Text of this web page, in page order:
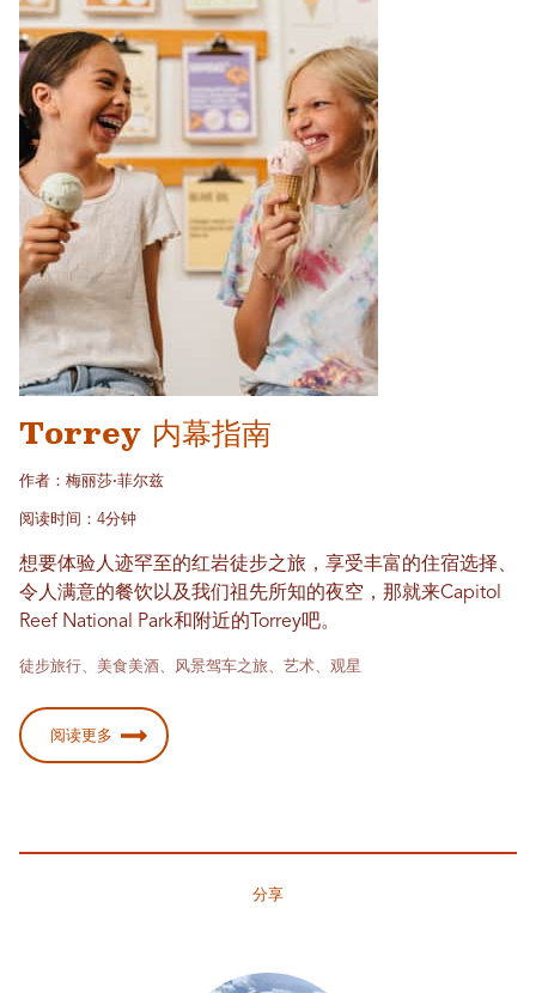
Torrey 内幕指南
作者：梅丽莎·菲尔兹
阅读时间：4分钟
想要体验人迹罕至的红岩徒步之旅，享受丰富的住宿选择、
令人满意的餐饮以及我们祖先所知的夜空，那就来Capitol
Reef National Park和附近的Torrey吧。
徒步旅行、美食美酒、风景驾车之旅、艺术、观星
阅读更多
分享